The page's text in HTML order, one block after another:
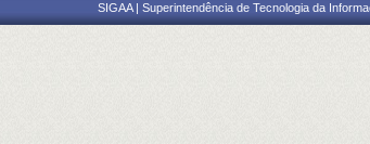
SIGAA | Superintendência de Tecnologia da